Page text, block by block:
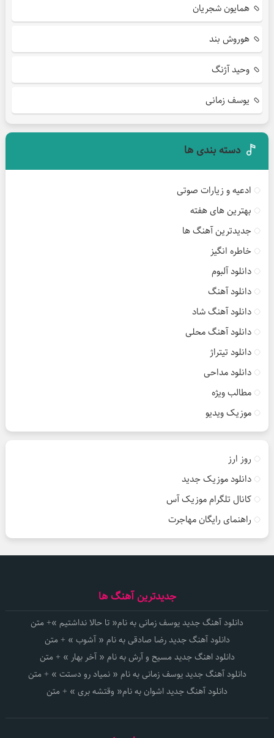
همایون شجریان
هوروش بند
وحید آژنگ
یوسف زمانی
دسته بندی ها
ادعیه و زیارات صوتی
بهترین های هفته
جدیدترین آهنگ ها
خاطره انگیز
دانلود آلبوم
دانلود آهنگ
دانلود آهنگ شاد
دانلود آهنگ محلی
دانلود تیتراژ
دانلود مداحی
مطالب ویژه
موزیک ویدیو
روز ارز
دانلود موزیک جدید
کانال تلگرام موزیک آس
راهنمای رایگان مهاجرت
جدیدترین آهنگ ها
دانلود آهنگ جدید یوسف زمانی به نام« تا حالا نداشتیم »+ متن
دانلود آهنگ جدید رضا صادقی به نام « آشوب » + متن
دانلود اهنگ جدید مسیح و آرش به نام « آخر بهار » + متن
دانلود آهنگ جدید یوسف زمانی به نام « نمیاد رو دستت » + متن
دانلود آهنگ جدید اشوان به نام« وقتشه بری » + متن